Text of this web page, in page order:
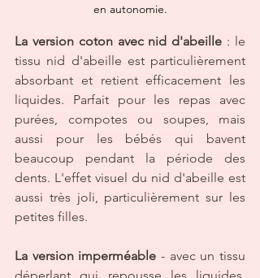
en autonomie.
La version coton avec nid d'abeille : le
tissu nid d'abeille est particulièrement
absorbant et retient efficacement les
liquides. Parfait pour les repas avec
purées, compotes ou soupes, mais
aussi pour les bébés qui bavent
beaucoup pendant la période des
dents. L'effet visuel du nid d'abeille est
aussi très joli, particulièrement sur les
petites filles.
La version imperméable - avec un tissu